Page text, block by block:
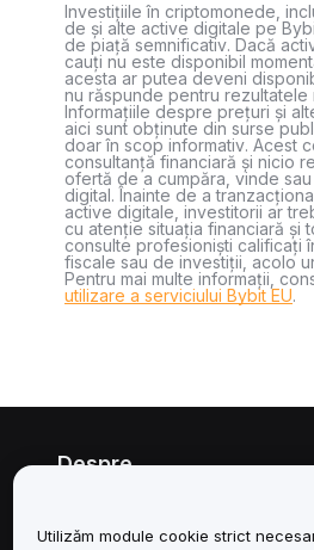
Investițiile în criptomonede,
de și alte active digitale pe
de piață semnificativ. Dacă
cauți nu este disponibil
acesta ar putea deveni
nu răspunde pentru rezultatele
Informațiile despre prețuri și
aici sunt obținute din surse
doar în scop informativ. Acest
consultanță financiară și nicio
ofertă de a cumpăra, vinde
digital. Înainte de a
active digitale, investitorii ar
cu atenție situația financiară și
consulte profesioniști calificați
fiscale sau de investiții, acolo
Pentru mai multe informații,
utilizare a serviciului Bybit EU.
Despre
Utilizăm module cookie strict